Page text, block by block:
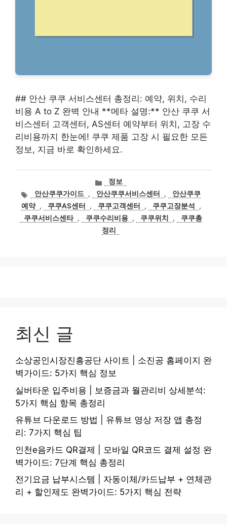
## 안산 쿠쿠 서비스센터 총정리: 예약, 위치, 수리
비용 A to Z 완벽 안내 **메타 설명:** 안산 쿠쿠 서
비스센터 고객센터, AS센터 예약부터 위치, 고장 수
리비용까지 한눈에! 쿠쿠 제품 고장 시 필요한 모든
정보, 지금 바로 확인하세요.
카
테
고
리
정보
태
그
안산쿠쿠가이드 , 안산쿠쿠서비스센터 ,
안산쿠쿠
예약 , 쿠쿠AS센터 , 쿠쿠고객센터 , 쿠쿠고장분석
,
쿠쿠서비스센타 , 쿠쿠수리비용 , 쿠쿠위치 ,
쿠쿠총
정리
최신 글
소상공인시장진흥공단 사이트 | 소진공 홈페이지 완
벽가이드: 5가지 핵심 정보
실버타운 입주비용 | 보증금과 월관리비 상세분석:
5가지 핵심 항목 총정리
유튜브 다운로드 방법 | 유튜브 영상 저장 앱 총정
리: 7가지 핵심 팁
인천e음카드 QR결제 | 모바일 QR코드 결제 설정 완
벽가이드: 7단계 핵심 총정리
전기요금 납부시스템 | 자동이체/카드납부 + 연체관
리 + 할인제도 완벽가이드: 5가지 핵심 전략